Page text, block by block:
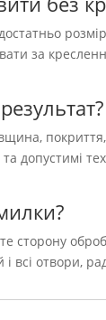
за
покриття,
допустимі
сторону
і всі отвори,